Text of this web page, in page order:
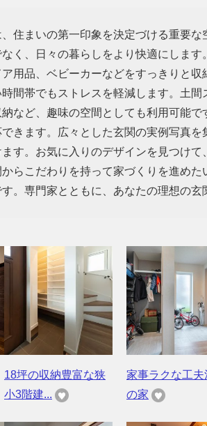
住まいの第一印象を決定づける重要
く、日々の暮らしをより快適にしま
用品、ベビーカーなどをすっきりと
間帯でもストレスを軽減します。土
など、趣味の空間としても利用可能
きます。広々とした玄関の実例写真
す。お気に入りのデザインを見つけ
からこだわりを持って家づくりを進め
。専門家とともに、あなたの理想の玄
18坪の収納豊富な狭
小3階建...
家事ラクな工夫
の家